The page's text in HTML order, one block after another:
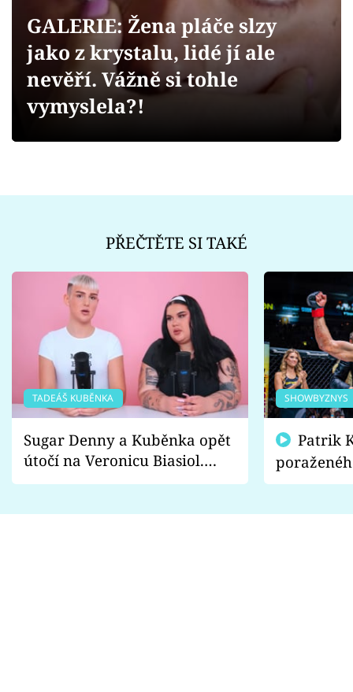
Videa
Sledujte prima+
GALERIE: Žena pláče slzy
jako z krystalu, lidé jí ale
nevěří. Vážně si tohle
vymyslela?!
PŘEČTĚTE SI TAKÉ
TADEÁŠ KUBĚNKA
Sugar Denny a Kuběnka opět
útočí na Veronicu Biasiol.
Proč je podle nich falešná a
SHOWBYZNYS
fanoušci